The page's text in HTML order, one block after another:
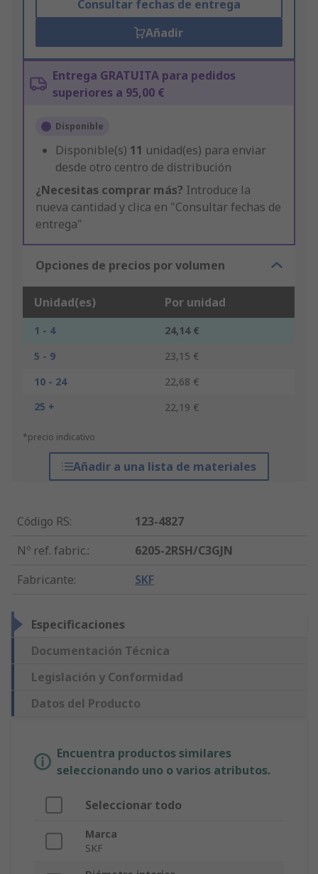
Consultar fechas de entrega
Añadir
Entrega GRATUITA para pedidos
superiores a 95,00 €
Disponible
Disponible(s) 11 unidad(es) para enviar
desde otro centro de distribución
¿Necesitas comprar más? Introduce la
nueva cantidad y clica en "Consultar fechas de
entrega"
Opciones de precios por volumen
Unidad(es) Por unidad
1 - 4
24,14 €
5 - 9
23,15 €
10 - 24
22,68 €
25 +
22,19 €
*precio indicativo
Añadir a una lista de materiales
Código RS:
123-4827
Nº ref. fabric.:
6205-2RSH/C3GJN
Fabricante: SKF
Especificaciones
Documentación Técnica
Legislación y Conformidad
Datos del Producto
Encuentra productos similares
seleccionando uno o varios atributos.
Seleccionar todo
Marca
SKF